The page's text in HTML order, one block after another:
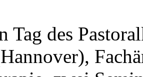
Tag des